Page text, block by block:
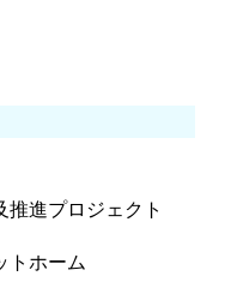
推進プロジェクト
トホーム